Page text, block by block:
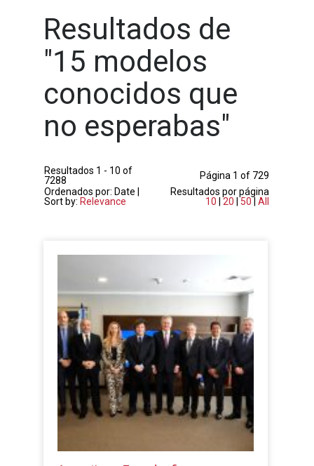
Resultados de
"15 modelos
conocidos que
no esperabas"
Resultados 1 - 10 of
7288
Página 1 of 729
Ordenados por: Date |
Sort by: Relevance
Resultados por página
10 |20 50 |All